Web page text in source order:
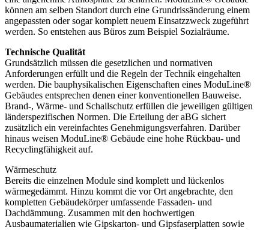
können am selben Standort durch eine Grundrissänderung einem
angepassten oder sogar komplett neuem Einsatzzweck zugeführt
werden. So entstehen aus Büros zum Beispiel Sozialräume.
Technische Qualität
Grundsätzlich müssen die gesetzlichen und normativen
Anforderungen erfüllt und die Regeln der Technik eingehalten
werden. Die bauphysikalischen Eigenschaften eines ModuLine®
Gebäudes entsprechen denen einer konventionellen Bauweise.
Brand-, Wärme- und Schallschutz erfüllen die jeweiligen gültigen
länderspezifischen Normen. Die Erteilung der aBG sichert
zusätzlich ein vereinfachtes Genehmigungsverfahren. Darüber
hinaus weisen ModuLine® Gebäude eine hohe Rückbau- und
Recyclingfähigkeit auf.
Wärmeschutz
Bereits die einzelnen Module sind komplett und lückenlos
wärmegedämmt. Hinzu kommt die vor Ort angebrachte, den
kompletten Gebäudekörper umfassende Fassaden- und
Dachdämmung. Zusammen mit den hochwertigen
Ausbaumaterialien wie Gipskarton- und Gipsfaserplatten sowie